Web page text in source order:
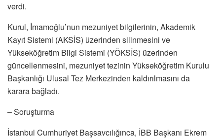
verdi.
Kurul, İmamoğlu’nun mezuniyet bilgilerinin, Akademik
Kayıt Sistemi (AKSİS) üzerinden silinmesini ve
Yükseköğretim Bilgi Sistemi (YÖKSİS) üzerinden
güncellenmesini, mezuniyet tezinin Yükseköğretim Kurulu
Başkanlığı Ulusal Tez Merkezinden kaldırılmasını da
karara bağladı.
– Soruşturma
İstanbul Cumhuriyet Başsavcılığınca, İBB Başkanı Ekrem